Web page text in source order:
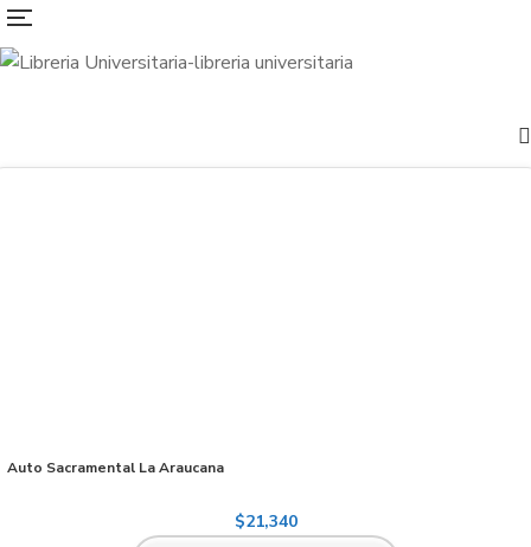
Auto Sacramental La Araucana
$21,340